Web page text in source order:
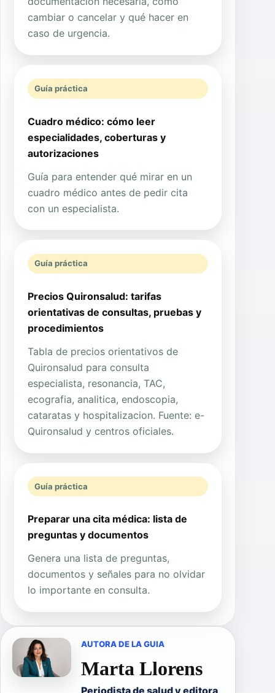
cambiar o cancelar y qué hacer en
caso de urgencia.
Guía práctica
Cuadro médico: cómo leer
especialidades, coberturas y
autorizaciones
Guía para entender qué mirar en un
cuadro médico antes de pedir cita
con un especialista.
Guía práctica
Precios Quironsalud: tarifas
orientativas de consultas, pruebas y
procedimientos
Tabla de precios orientativos de
Quironsalud para consulta
especialista, resonancia, TAC,
ecografia, analitica, endoscopia,
cataratas y hospitalizacion. Fuente: e-
Quironsalud y centros oficiales.
Guía práctica
Preparar una cita médica: lista de
preguntas y documentos
Genera una lista de preguntas,
documentos y señales para no olvidar
lo importante en consulta.
AUTORA DE LA GUIA
Marta Llorens
Periodista de salud y editora